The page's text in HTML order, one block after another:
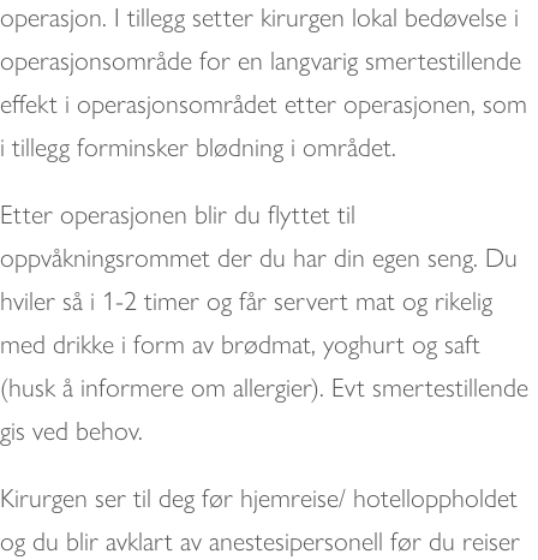
operasjon. I tillegg setter kirurgen lokal bedøvelse i
operasjonsområde for en langvarig smertestillende
effekt i operasjonsområdet etter operasjonen, som
i tillegg forminsker blødning i området.
Etter operasjonen blir du flyttet til
oppvåkningsrommet der du har din egen seng. Du
hviler så i 1-2 timer og får servert mat og rikelig
med drikke i form av brødmat, yoghurt og saft
(husk å informere om allergier). Evt smertestillende
gis ved behov.
Kirurgen ser til deg før hjemreise/ hotelloppholdet
og du blir avklart av anestesipersonell før du reiser